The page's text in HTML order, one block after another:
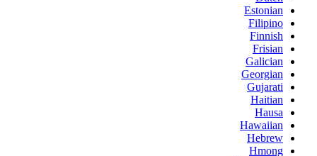
Estonian
Filipino
Finnish
Frisian
Galician
Georgian
Gujarati
Haitian
Hausa
Hawaiian
Hebrew
Hmong